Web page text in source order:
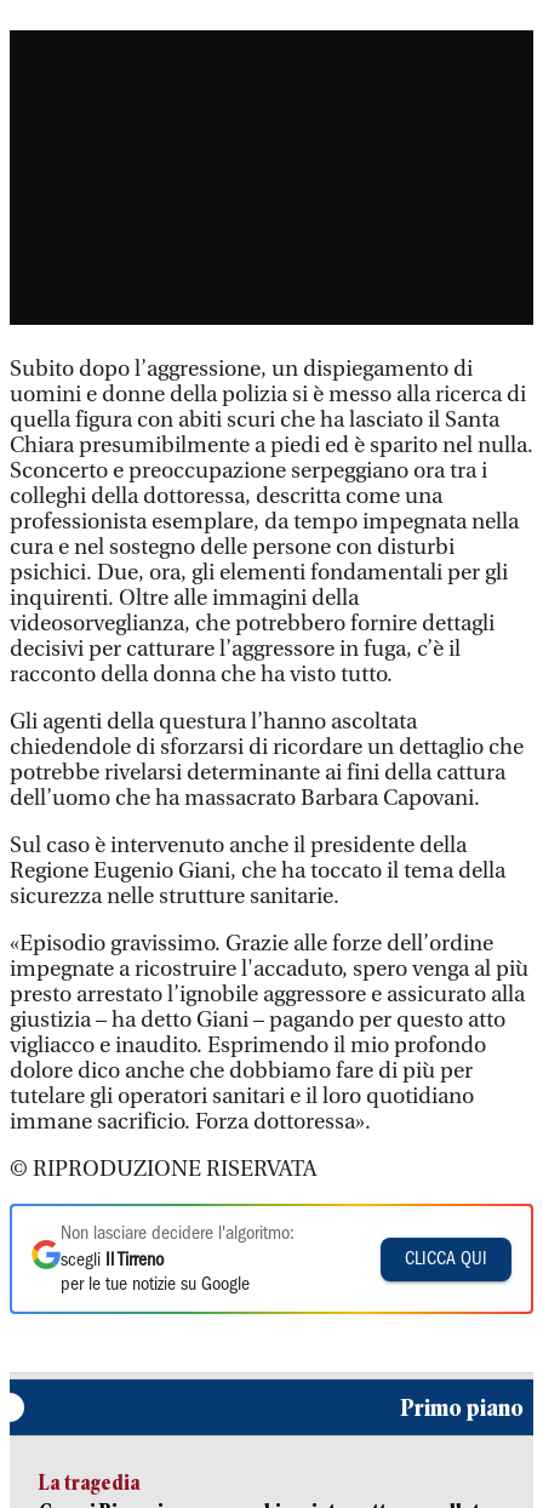
Subito dopo l’aggressione, un dispiegamento di
uomini e donne della polizia si è messo alla ricerca di
quella figura con abiti scuri che ha lasciato il Santa
Chiara presumibilmente a piedi ed è sparito nel nulla.
Sconcerto e preoccupazione serpeggiano ora tra i
colleghi della dottoressa, descritta come una
professionista esemplare, da tempo impegnata nella
cura e nel sostegno delle persone con disturbi
psichici. Due, ora, gli elementi fondamentali per gli
inquirenti. Oltre alle immagini della
videosorveglianza, che potrebbero fornire dettagli
decisivi per catturare l’aggressore in fuga, c’è il
racconto della donna che ha visto tutto.
Gli agenti della questura l’hanno ascoltata
chiedendole di sforzarsi di ricordare un dettaglio che
potrebbe rivelarsi determinante ai fini della cattura
dell’uomo che ha massacrato Barbara Capovani.
Sul caso è intervenuto anche il presidente della
Regione Eugenio Giani, che ha toccato il tema della
sicurezza nelle strutture sanitarie.
«Episodio gravissimo. Grazie alle forze dell’ordine
impegnate a ricostruire l'accaduto, spero venga al più
presto arrestato l’ignobile aggressore e assicurato alla
giustizia – ha detto Giani – pagando per questo atto
vigliacco e inaudito. Esprimendo il mio profondo
dolore dico anche che dobbiamo fare di più per
tutelare gli operatori sanitari e il loro quotidiano
immane sacrificio. Forza dottoressa».
© RIPRODUZIONE RISERVATA
Non lasciare decidere l'algoritmo:
scegli
Il Tirreno
per le tue notizie su Google
CLICCA QUI
Primo piano
La tragedia